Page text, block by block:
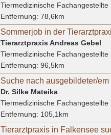
Tiermedizinische Fachangestellte
Entfernung: 78,6km
Tierarztpraxis Andreas Gebel
Tiermedizinische Fachangestellte
Entfernung: 96,5km
Dr. Silke Mateika
Tiermedizinische Fachangestellte
Entfernung: 105,1km
Tierarztpraxis in Falkensee